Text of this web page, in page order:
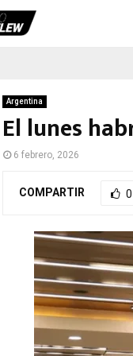
Argentina
El lunes
6 febrero, 2026
COMPARTIR 0